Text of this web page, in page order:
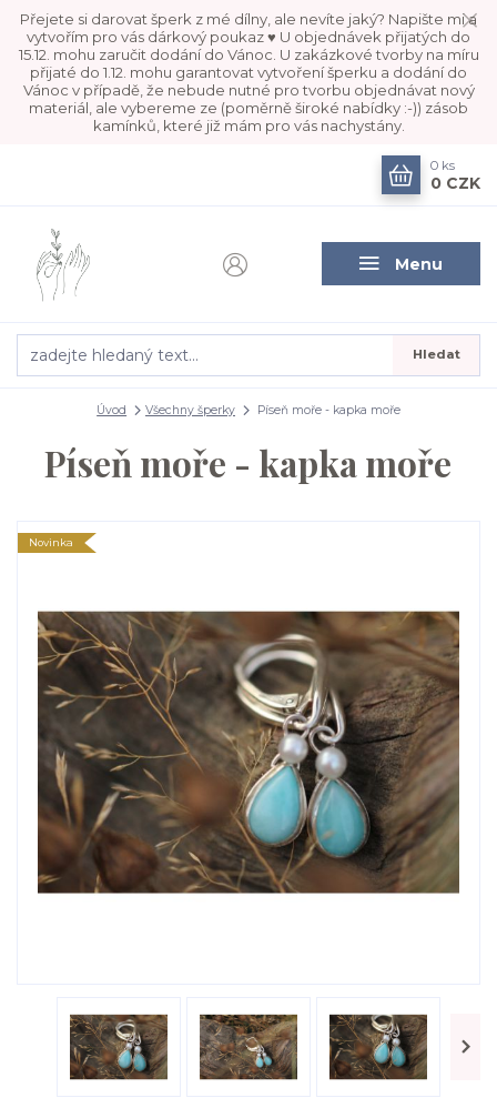
Přejete si darovat šperk z mé dílny, ale nevíte jaký? Napište mi a
vytvořím pro vás dárkový poukaz ♥ U objednávek přijatých do
15.12. mohu zaručit dodání do Vánoc. U zakázkové tvorby na míru
přijaté do 1.12. mohu garantovat vytvoření šperku a dodání do
Vánoc v případě, že nebude nutné pro tvorbu objednávat nový
materiál, ale vybereme ze (poměrně široké nabídky :-)) zásob
kamínků, které již mám pro vás nachystány.
Menu
Hledat
0 ks
0 CZK
Úvod Všechny šperky Píseň moře - kapka moře
Píseň moře - kapka moře
Novinka